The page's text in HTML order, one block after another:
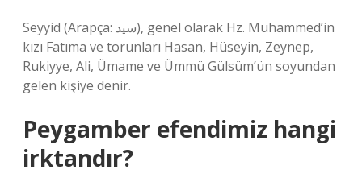
Seyyid (Arapça: سيد), genel olarak Hz. Muhammed’in
kızı Fatıma ve torunları Hasan, Hüseyin, Zeynep,
Rukiyye, Ali, Ümame ve Ümmü Gülsüm’ün soyundan
gelen kişiye denir.
Peygamber efendimiz hangi
irktandır?